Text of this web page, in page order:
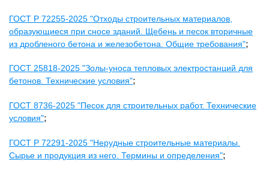
ГОСТ Р 72255-2025 "Отходы строительных материалов,
образующиеся при сносе зданий. Щебень и песок вторичные
из дробленого бетона и железобетона. Общие требования";
ГОСТ 25818-2025 "Золы-уноса тепловых электростанций для
бетонов. Технические условия";
ГОСТ 8736-2025 "Песок для строительных работ. Технические
условия";
ГОСТ Р 72291-2025 "Нерудные строительные материалы.
Сырье и продукция из него. Термины и определения";